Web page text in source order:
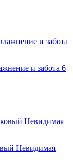
и забота 6
Невидимая